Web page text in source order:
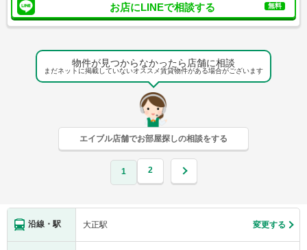
お店にLINEで相談する 無料
物件が見つからなかったら店舗に相談
まだネットに掲載していないオススメ賃貸物件がある場合がございます
エイブル店舗でお部屋探しの相談をする
1 2
沿線・駅 大正駅 変更する